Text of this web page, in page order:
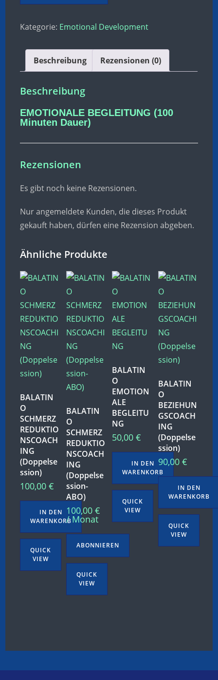
Kategorie: Emotional Development
Beschreibung Rezensionen (0)
Beschreibung
EMOTIONALE BEGLEITUNG (100
Minuten Dauer)
Rezensionen
Es gibt noch keine Rezensionen.
Nur angemeldete Kunden, die dieses Produkt
gekauft haben, dürfen eine Rezension abgeben.
Ähnliche Produkte
BALATIN
O
SCHMERZ
REDUKTIO
NSCOACH
ING
(Doppelse
ssion)
100,00€
IN DEN
WARENKORB
QUICK
VIEW
BALATIN
O
SCHMERZ
REDUKTIO
NSCOACH
ING
(Doppelse
ssion-
ABO)
100,00 €
/ Monat
ABONNIEREN
QUICK
VIEW
BALATIN
O
EMOTION
ALE
BEGLEITU
NG
50,00€
IN DEN
WARENKORB
QUICK
VIEW
BALATIN
O
BEZIEHUN
GSCOACH
ING
(Doppelse
ssion)
90,00 €
IN DEN
WARENKORB
QUICK
VIEW